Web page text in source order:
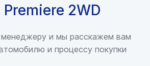
Premiere 2WD
и мы расскажем вам
и процессу покупки